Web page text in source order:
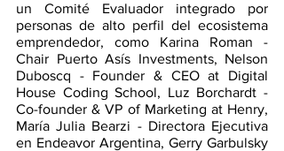
un Comité Evaluador integrado por
personas de alto perfil del ecosistema
emprendedor, como Karina Roman -
Chair Puerto Asís Investments, Nelson
Duboscq - Founder & CEO at Digital
House Coding School, Luz Borchardt -
Co-founder & VP of Marketing at Henry,
María Julia Bearzi - Directora Ejecutiva
en Endeavor Argentina, Gerry Garbulsky